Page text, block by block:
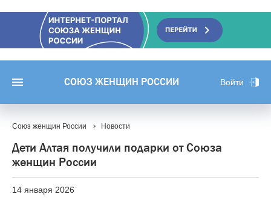
СОЮЗ ЖЕНЩИН РОССИИ Войти
Союз женщин России Новости
Дети Алтая получили подарки от Союза
женщин России
14 января 2026